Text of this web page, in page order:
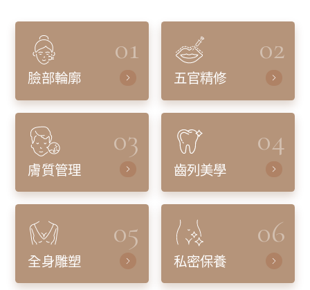
01
臉部輪廓
02
五官精修
03
膚質管理
04
齒列美學
05
全身雕塑
06
私密保養